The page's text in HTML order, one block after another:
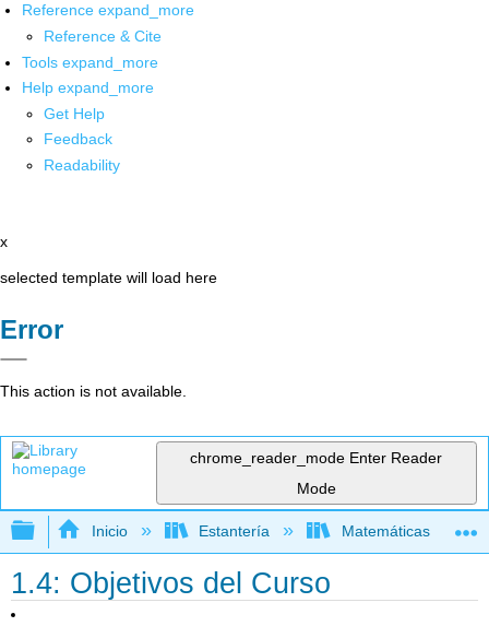
Reference expand_more
Reference & Cite
Tools expand_more
Help expand_more
Get Help
Feedback
Readability
x
selected template will load here
Error
This action is not available.
chrome_reader_mode Enter Reader
Mode
Expandir/contraer jerarquía global
Inicio Estantería Matemáticas
1.4: Objetivos del Curso